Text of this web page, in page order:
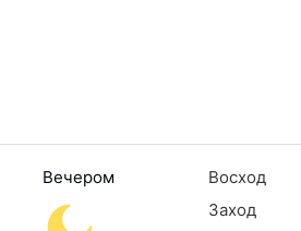
Вечером Восход
Заход